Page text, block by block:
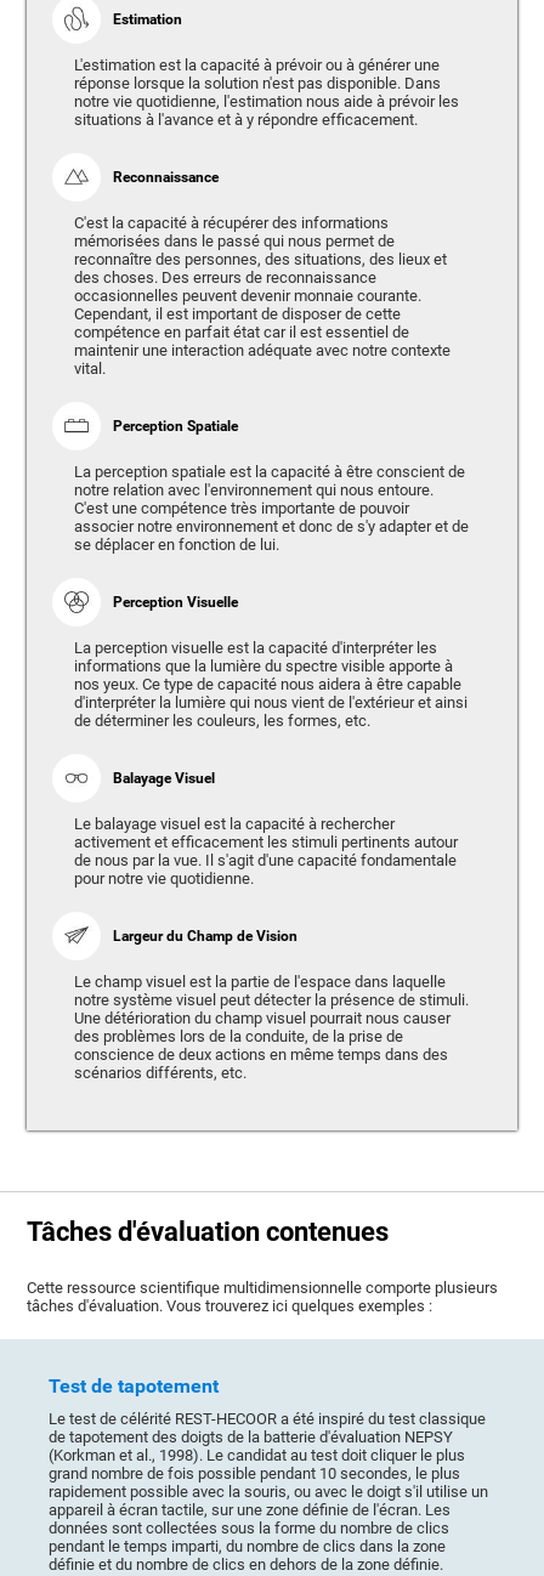
Estimation
L'estimation est la capacité à prévoir ou à générer une
réponse lorsque la solution n'est pas disponible. Dans
notre vie quotidienne, l'estimation nous aide à prévoir les
situations à l'avance et à y répondre efficacement.
Reconnaissance
C'est la capacité à récupérer des informations
mémorisées dans le passé qui nous permet de
reconnaître des personnes, des situations, des lieux et
des choses. Des erreurs de reconnaissance
occasionnelles peuvent devenir monnaie courante.
Cependant, il est important de disposer de cette
compétence en parfait état car il est essentiel de
maintenir une interaction adéquate avec notre contexte
vital.
Perception Spatiale
La perception spatiale est la capacité à être conscient de
notre relation avec l'environnement qui nous entoure.
C'est une compétence très importante de pouvoir
associer notre environnement et donc de s'y adapter et de
se déplacer en fonction de lui.
Perception Visuelle
La perception visuelle est la capacité d'interpréter les
informations que la lumière du spectre visible apporte à
nos yeux. Ce type de capacité nous aidera à être capable
d'interpréter la lumière qui nous vient de l'extérieur et ainsi
de déterminer les couleurs, les formes, etc.
Balayage Visuel
Le balayage visuel est la capacité à rechercher
activement et efficacement les stimuli pertinents autour
de nous par la vue. Il s'agit d'une capacité fondamentale
pour notre vie quotidienne.
Largeur du Champ de Vision
Le champ visuel est la partie de l'espace dans laquelle
notre système visuel peut détecter la présence de stimuli.
Une détérioration du champ visuel pourrait nous causer
des problèmes lors de la conduite, de la prise de
conscience de deux actions en même temps dans des
scénarios différents, etc.
Tâches d'évaluation contenues
Cette ressource scientifique multidimensionnelle comporte plusieurs
tâches d'évaluation. Vous trouverez ici quelques exemples :
Test de tapotement
Le test de célérité REST-HECOOR a été inspiré du test classique
de tapotement des doigts de la batterie d'évaluation NEPSY
(Korkman et al., 1998). Le candidat au test doit cliquer le plus
grand nombre de fois possible pendant 10 secondes, le plus
rapidement possible avec la souris, ou avec le doigt s'il utilise un
appareil à écran tactile, sur une zone définie de l'écran. Les
données sont collectées sous la forme du nombre de clics
pendant le temps imparti, du nombre de clics dans la zone
définie et du nombre de clics en dehors de la zone définie.